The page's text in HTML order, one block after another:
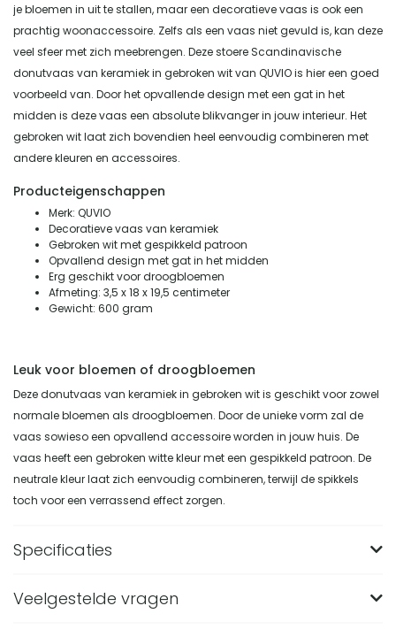
je bloemen in uit te stallen, maar een decoratieve vaas is ook een
prachtig woonaccessoire. Zelfs als een vaas niet gevuld is, kan deze
veel sfeer met zich meebrengen. Deze stoere Scandinavische
donutvaas van keramiek in gebroken wit van QUVIO is hier een goed
voorbeeld van. Door het opvallende design met een gat in het
midden is deze vaas een absolute blikvanger in jouw interieur. Het
gebroken wit laat zich bovendien heel eenvoudig combineren met
andere kleuren en accessoires.
Producteigenschappen
Merk: QUVIO
Decoratieve vaas van keramiek
Gebroken wit met gespikkeld patroon
Opvallend design met gat in het midden
Erg geschikt voor droogbloemen
Afmeting: 3,5 x 18 x 19,5 centimeter
Gewicht: 600 gram
Leuk voor bloemen of droogbloemen
Deze donutvaas van keramiek in gebroken wit is geschikt voor zowel
normale bloemen als droogbloemen. Door de unieke vorm zal de
vaas sowieso een opvallend accessoire worden in jouw huis. De
vaas heeft een gebroken witte kleur met een gespikkeld patroon. De
neutrale kleur laat zich eenvoudig combineren, terwijl de spikkels
toch voor een verrassend effect zorgen.
Specificaties
Merk
Veelgestelde vragen